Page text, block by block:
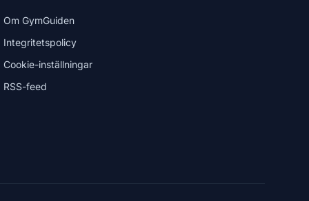
Om GymGuiden
Integritetspolicy
Cookie-inställningar
RSS-feed